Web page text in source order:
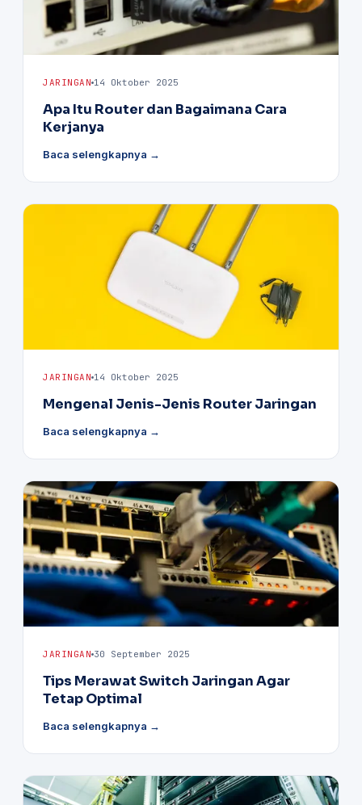
JARINGAN 14 Oktober 2025
Apa Itu Router dan Bagaimana Cara
Kerjanya
Baca selengkapnya →
JARINGAN 14 Oktober 2025
Mengenal Jenis-Jenis Router Jaringan
Baca selengkapnya →
JARINGAN 30 September 2025
Tips Merawat Switch Jaringan Agar
Tetap Optimal
Baca selengkapnya →